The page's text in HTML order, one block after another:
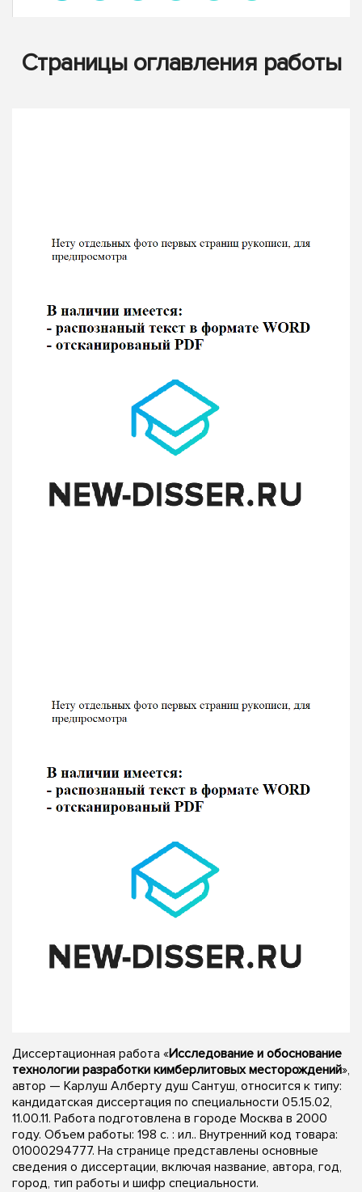
Страницы оглавления работы
Диссертационная работа «Исследование и обоснование
технологии разработки кимберлитовых месторождений»,
автор — Карлуш Алберту душ Сантуш, относится к типу:
кандидатская диссертация по специальности 05.15.02,
11.00.11. Работа подготовлена в городе Москва в 2000
году. Объем работы: 198 с. : ил.. Внутренний код товара:
01000294777. На странице представлены основные
сведения о диссертации, включая название, автора, год,
город, тип работы и шифр специальности.